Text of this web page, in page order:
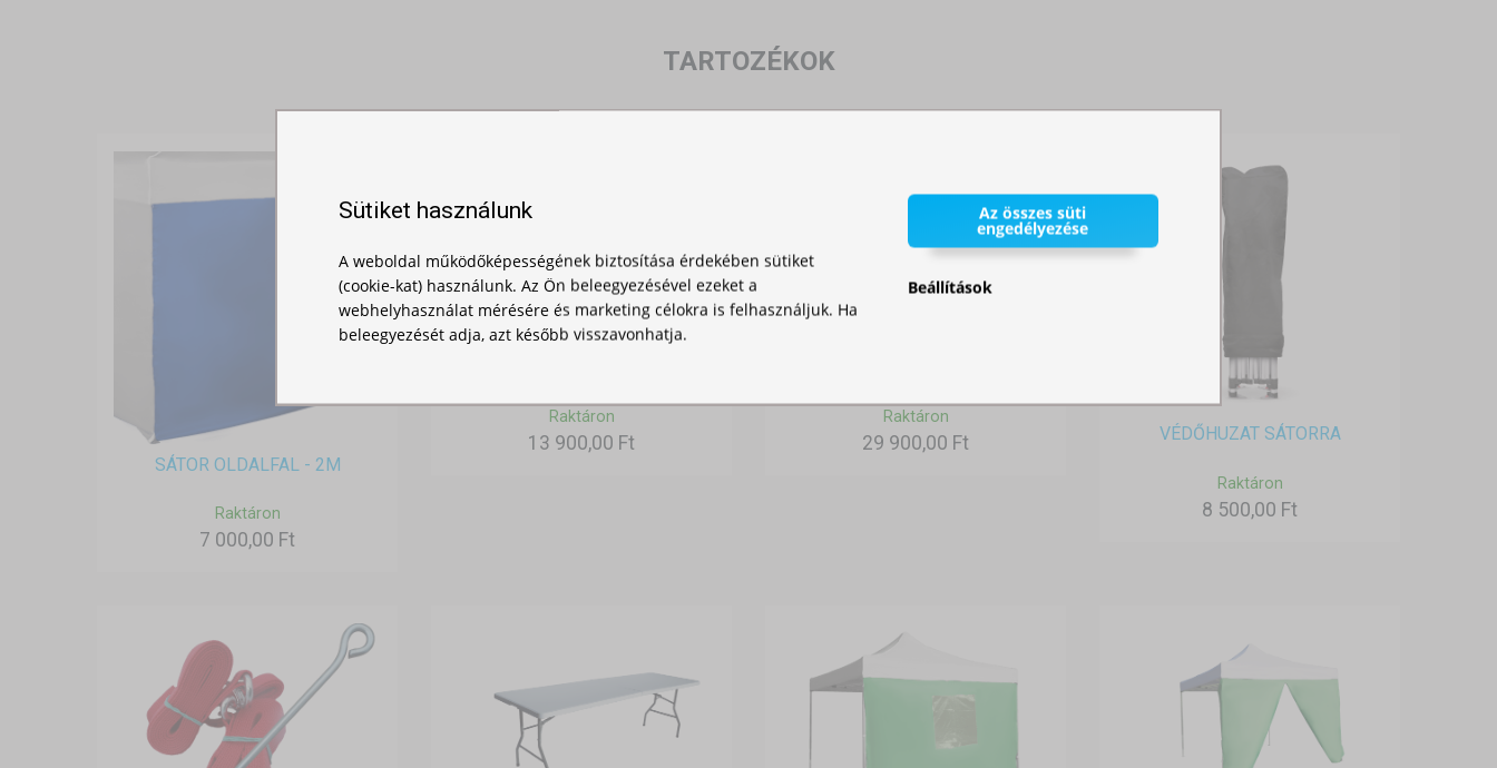
TARTOZÉKOK
SÁTOR OLDALFAL - 2M
Raktáron
7 000,00 Ft
Raktáron
13 900,00 Ft
Raktáron
29 900,00 Ft VÉDŐHUZAT SÁTORRA
Raktáron
8 500,00 Ft
Sütiket használunk
A weboldal működőképességének biztosítása érdekében sütiket
(cookie-kat) használunk. Az Ön beleegyezésével ezeket a
webhelyhasználat mérésére és marketing célokra is felhasználjuk. Ha
beleegyezését adja, azt később visszavonhatja.
Az összes süti
engedélyezése
Beállítások